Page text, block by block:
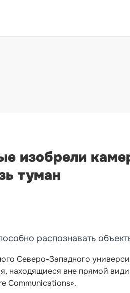
изобрели
туман
распознавать
Северо-Западного
находящиеся вне прямой
Communications».